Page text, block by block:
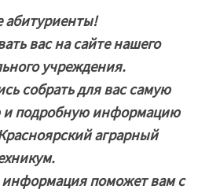
абитуриенты!
вас на сайте нашего
учреждения.
собрать для вас самую
и подробную информацию
аграрный
информация поможет вам с